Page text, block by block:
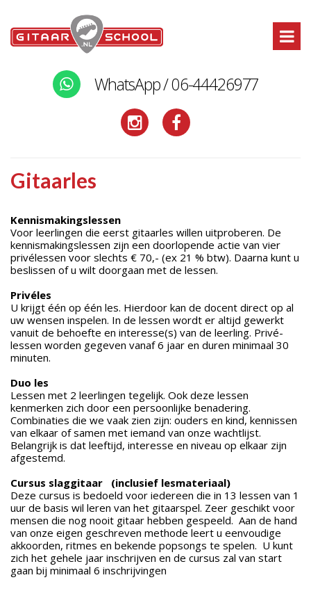
WhatsApp / 06-44426977
Gitaarles
Kennismakingslessen
Voor leerlingen die eerst gitaarles willen uitproberen. De
kennismakingslessen zijn een doorlopende actie van vier
privélessen voor slechts € 70,- (ex 21 % btw). Daarna kunt u
beslissen of u wilt doorgaan met de lessen.
Privéles
U krijgt één op één les. Hierdoor kan de docent direct op al
uw wensen inspelen. In de lessen wordt er altijd gewerkt
vanuit de behoefte en interesse(s) van de leerling. Privé-
lessen worden gegeven vanaf 6 jaar en duren minimaal 30
minuten.
Duo les
Lessen met 2 leerlingen tegelijk. Ook deze lessen
kenmerken zich door een persoonlijke benadering.
Combinaties die we vaak zien zijn: ouders en kind, kennissen
van elkaar of samen met iemand van onze wachtlijst.
Belangrijk is dat leeftijd, interesse en niveau op elkaar zijn
afgestemd.
Cursus slaggitaar
(inclusief lesmateriaal)
Deze cursus is bedoeld voor iedereen die in 13 lessen van 1
uur de basis wil leren van het gitaarspel. Zeer geschikt voor
mensen die nog nooit gitaar hebben gespeeld. Aan de hand
van onze eigen geschreven methode leert u eenvoudige
akkoorden, ritmes en bekende popsongs te spelen. U kunt
zich het gehele jaar inschrijven en de cursus zal van start
gaan bij minimaal 6 inschrijvingen